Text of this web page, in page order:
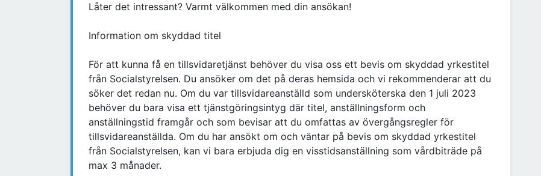
Låter det intressant? Varmt välkommen med din ansökan!
Information om skyddad titel
För att kunna få en tillsvidaretjänst behöver du visa oss ett bevis om skyddad yrkestitel
från Socialstyrelsen. Du ansöker om det på deras hemsida och vi rekommenderar att du
söker det redan nu. Om du var tillsvidareanställd som undersköterska den 1 juli 2023
behöver du bara visa ett tjänstgöringsintyg där titel, anställningsform och
anställningstid framgår och som bevisar att du omfattas av övergångsregler för
tillsvidareanställda. Om du har ansökt om och väntar på bevis om skyddad yrkestitel
från Socialstyrelsen, kan vi bara erbjuda dig en visstidsanställning som vårdbiträde på
max 3 månader.